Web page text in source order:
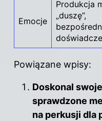
Emocje
Produkcja
„duszę”,
Powiązane wpisy:
Doskonal
sprawdzone
na perkusji dla